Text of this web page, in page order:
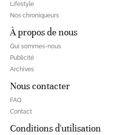
Lifestyle
Nos chroniqueurs
À propos de nous
Qui sommes-nous
Publicité
Archives
Nous contacter
FAQ
Contact
Conditions d'utilisation